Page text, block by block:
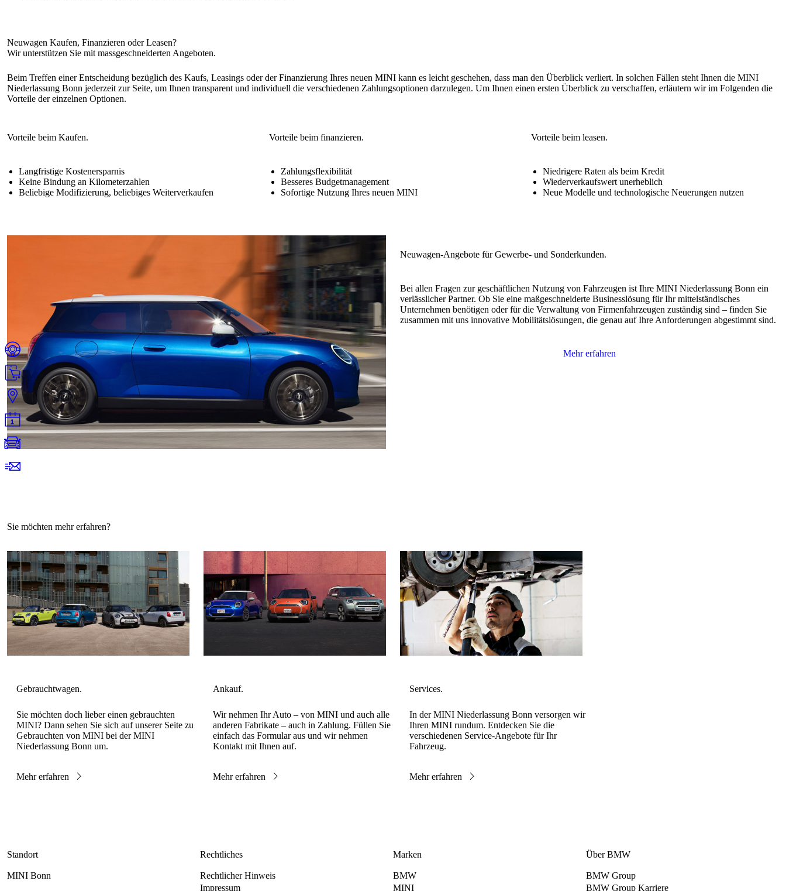
Beim Treffen einer Entscheidung bezüglich des Kaufs, Leasings oder der Finanzierung Ihres neuen MINI kann es leicht geschehen, dass man den Überblick verliert. In solchen Fällen steht Ihnen die MINI
Niederlassung Bonn jederzeit zur Seite, um Ihnen transparent und individuell die verschiedenen Zahlungsoptionen darzulegen. Um Ihnen einen ersten Überblick zu verschaffen, erläutern wir im Folgenden die
Vorteile der einzelnen Optionen.
Langfristige Kostenersparnis
Keine Bindung an Kilometerzahlen
Beliebige Modifizierung, beliebiges Weiterverkaufen
Zahlungsflexibilität
Besseres Budgetmanagement
Sofortige Nutzung Ihres neuen MINI
Niedrigere Raten als beim Kredit
Wiederverkaufswert unerheblich
Neue Modelle und technologische Neuerungen nutzen
Bei allen Fragen zur geschäftlichen Nutzung von Fahrzeugen ist Ihre MINI Niederlassung Bonn ein
verlässlicher Partner. Ob Sie eine maßgeschneiderte Businesslösung für Ihr mittelständisches
Unternehmen benötigen oder für die Verwaltung von Firmenfahrzeugen zuständig sind – finden Sie
zusammen mit uns innovative Mobilitätslösungen, die genau auf Ihre Anforderungen abgestimmt sind.
Sie möchten doch lieber einen gebrauchten
MINI? Dann sehen Sie sich auf unserer Seite zu
Gebrauchten von MINI bei der MINI
Niederlassung Bonn um.
Wir nehmen Ihr Auto – von MINI und auch alle
anderen Fabrikate – auch in Zahlung. Füllen Sie
einfach das Formular aus und wir nehmen
Kontakt mit Ihnen auf.
In der MINI Niederlassung Bonn versorgen wir
Ihren MINI rundum. Entdecken Sie die
verschiedenen Service-Angebote für Ihr
Fahrzeug.